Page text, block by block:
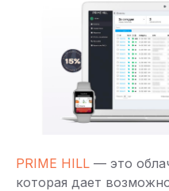
PRIME HILL — это
которая дает